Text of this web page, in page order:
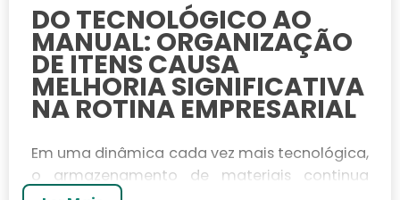
DO TECNOLÓGICO AO
MANUAL: ORGANIZAÇÃO
DE ITENS CAUSA
MELHORIA SIGNIFICATIVA
NA ROTINA EMPRESARIAL
Em uma dinâmica cada vez mais tecnológica,
o armazenamento de materiais continua